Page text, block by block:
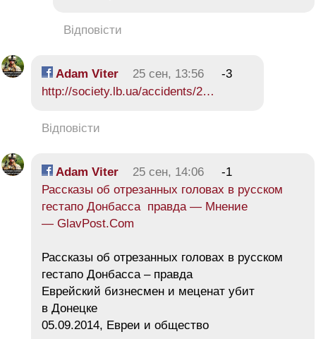
Відповісти
Adam Viter 25 сен, 13:56
-3
http://society.lb.ua/accidents/2…
Відповісти
Adam Viter 25 сен, 14:06
-1
Рассказы об отрезанных головах в русском
гестапо Донбасса правда — Мнение
— GlavPost.Com
Рассказы об отрезанных головах в русском
гестапо Донбасса – правда
Еврейский бизнесмен и меценат убит
в Донецке
05.09.2014, Евреи и общество